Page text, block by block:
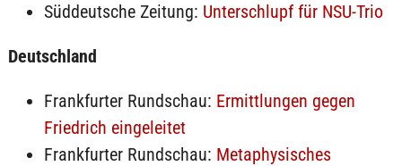
Süddeutsche Zeitung: Unterschlupf für NSU-Trio
Deutschland
Frankfurter Rundschau: Ermittlungen gegen
Friedrich eingeleitet
Frankfurter Rundschau: Metaphysisches